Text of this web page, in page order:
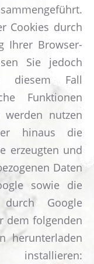
Cookies durch
Ihrer Browser-
Sie jedoch
Fall
Funktionen
werden nutzen
hinaus die
erzeugten und
Daten
sowie die
Google
dem folgenden
herunterladen